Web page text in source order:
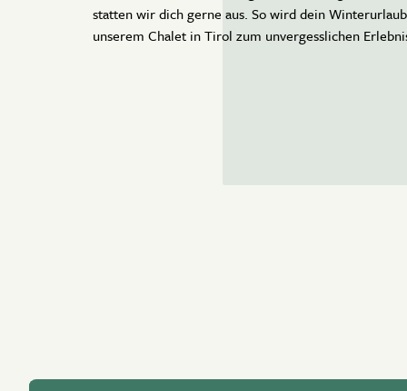
statten wir dich gerne aus. So wird dein
unserem Chalet in Tirol zum unvergesslichen